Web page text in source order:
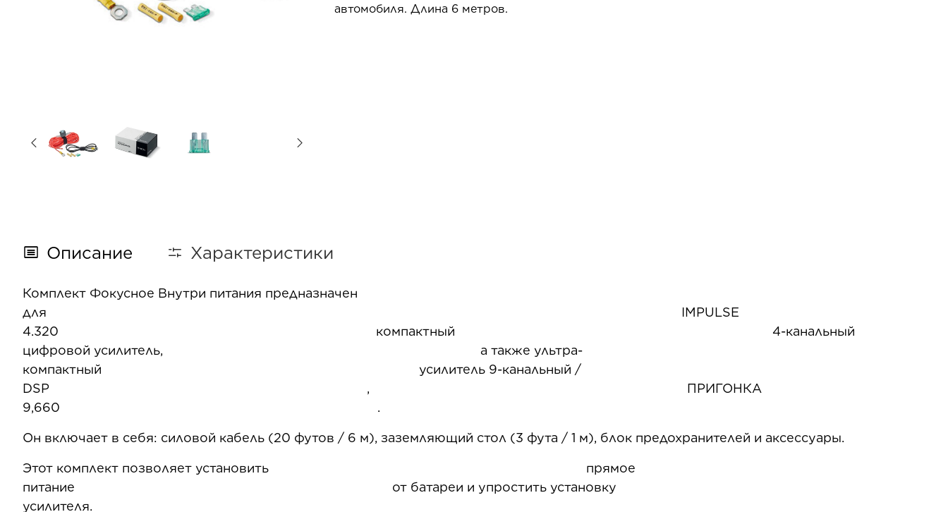
автомобиля. Длина 6 метров.
Описание Характеристики
Комплект Фокусное Внутри питания предназначен
для IMPULSE
4.320 компактный 4-канальный
цифровой усилитель, а также ультра-
компактный усилитель 9-канальный /
DSP , ПРИГОНКА
9,660 .
Он включает в себя: силовой кабель (20 футов / 6 м), заземляющий стол (3 фута / 1 м), блок предохранителей и аксессуары.
Этот комплект позволяет установить прямое
питание от батареи и упростить установку
усилителя.